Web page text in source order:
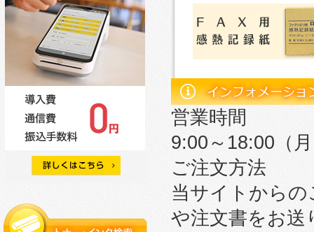
営業時間
9:00～18:00（
ご注文方法
当サイトから
や注文書をお送